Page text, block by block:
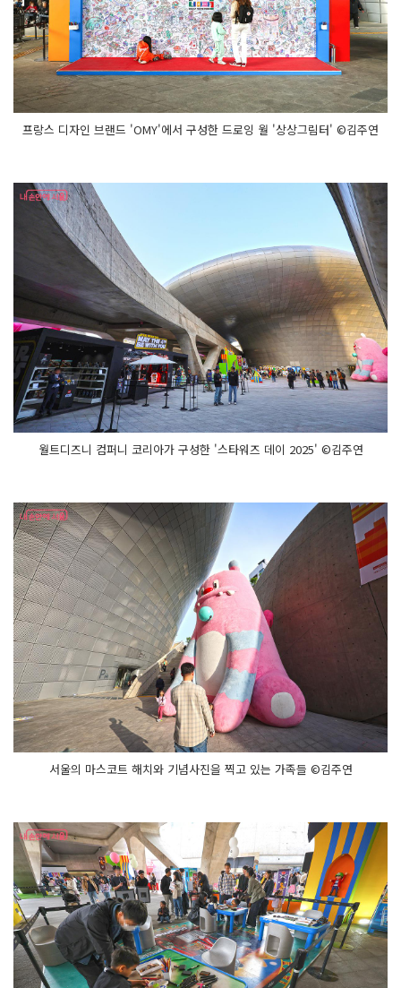
프랑스 디자인 브랜드 'OMY'에서 구성한 드로잉 월 '상상그림터' ©김주연
월트디즈니 컴퍼니 코리아가 구성한 '스타워즈 데이 2025' ©김주연
서울의 마스코트 해치와 기념사진을 찍고 있는 가족들 ©김주연